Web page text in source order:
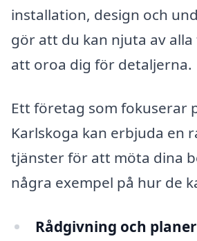
installation, design och
gör att du kan njuta av
att oroa dig för detaljerna.
Ett företag som fokuserar
Karlskoga kan erbjuda en
tjänster för att möta dina
några exempel på hur de
Rådgivning och